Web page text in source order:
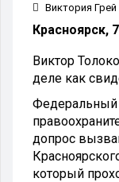
Виктория Грей
Красноярск,
Виктор
деле как
Федеральный
допрос
который